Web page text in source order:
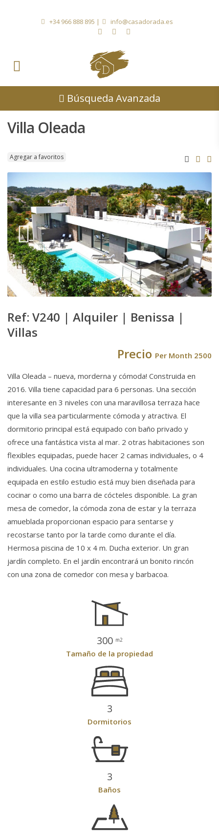
+34 966 888 895 | info@casadorada.es
Búsqueda Avanzada
Villa Oleada
Agregar a favoritos
Ref: V240 | Alquiler | Benissa |
Villas
Precio Per Month 2500
Villa Oleada – nueva, morderna y cómoda! Construida en
2016. Villa tiene capacidad para 6 personas. Una sección
interesante en 3 niveles con una maravillosa terraza hace
que la villa sea particularmente cómoda y atractiva. El
dormitorio principal está equipado con baño privado y
ofrece una fantástica vista al mar. 2 otras habitaciones son
flexibles equipadas, puede hacer 2 camas individuales, o 4
individuales. Una cocina ultramoderna y totalmente
equipada en estilo estudio está muy bien diseñada para
cocinar o como una barra de cócteles disponible. La gran
mesa de comedor, la cómoda zona de estar y la terraza
amueblada proporcionan espacio para sentarse y
recostarse tanto por la tarde como durante el día.
Hermosa piscina de 10 x 4 m. Ducha exterior. Un gran
jardín completo. En el jardín encontrará un bonito rincón
con una zona de comedor con mesa y barbacoa.
300 m2
Tamaño de la propiedad
3
Dormitorios
3
Baños